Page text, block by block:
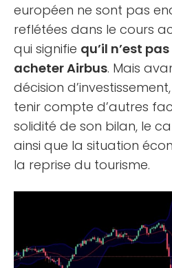
européen ne sont pas
reflétées dans le cours
qui signifie qu’il n’est
acheter Airbus. Mais
décision
tenir compte d’autres
solidité de son bilan, le
ainsi que la situation
la reprise du tourisme.